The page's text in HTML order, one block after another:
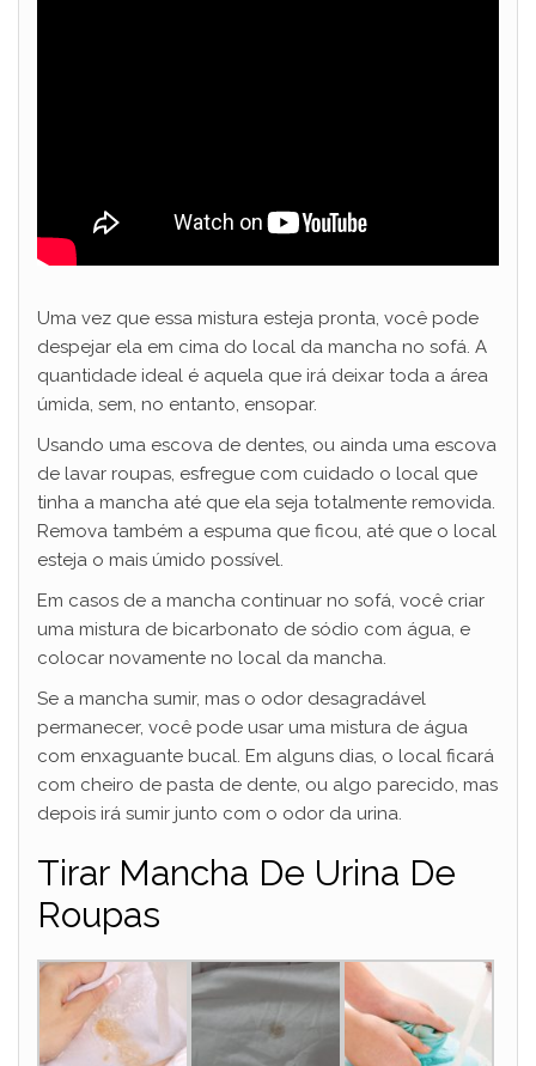
Uma vez que essa mistura esteja pronta, você pode
despejar ela em cima do local da mancha no sofá. A
quantidade ideal é aquela que irá deixar toda a área
úmida, sem, no entanto, ensopar.
Usando uma escova de dentes, ou ainda uma escova
de lavar roupas, esfregue com cuidado o local que
tinha a mancha até que ela seja totalmente removida.
Remova também a espuma que ficou, até que o local
esteja o mais úmido possível.
Em casos de a mancha continuar no sofá, você criar
uma mistura de bicarbonato de sódio com água, e
colocar novamente no local da mancha.
Se a mancha sumir, mas o odor desagradável
permanecer, você pode usar uma mistura de água
com enxaguante bucal. Em alguns dias, o local ficará
com cheiro de pasta de dente, ou algo parecido, mas
depois irá sumir junto com o odor da urina.
Tirar Mancha De Urina De
Roupas